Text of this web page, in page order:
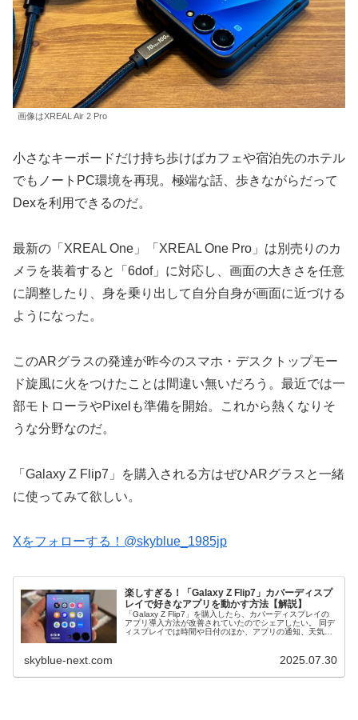
画像はXREAL Air 2 Pro
小さなキーボードだけ持ち歩けばカフェや宿泊先のホテル
でもノートPC環境を再現。極端な話、歩きながらだって
Dexを利用できるのだ。
最新の「XREAL One」「XREAL One Pro」は別売りのカ
メラを装着すると「6dof」に対応し、画面の大きさを任意
に調整したり、身を乗り出して自分自身が画面に近づける
ようになった。
このARグラスの発達が昨今のスマホ・デスクトップモー
ド旋風に火をつけたことは間違い無いだろう。最近では一
部モトローラやPixelも準備を開始。これから熱くなりそ
うな分野なのだ。
「Galaxy Z Flip7」を購入される方はぜひARグラスと一緒
に使ってみて欲しい。
Xをフォローする！@skyblue_1985jp
楽しすぎる！「Galaxy Z Flip7」カバーディスプ
レイで好きなアプリを動かす方法【解説】
「Galaxy Z Flip7」を購入したら、カバーディスプレイの
アプリ導入方法が改善されていたのでシェアしたい。 同デ
ィスプレイでは時間や日付のほか、アプリの通知、天気、
skyblue-next.com 2025.07.30